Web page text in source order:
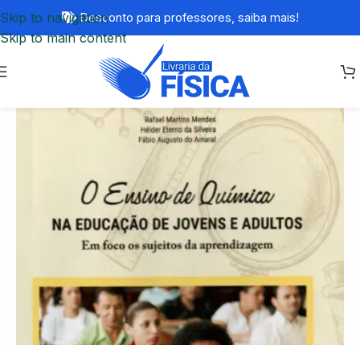
Skip to navigation
Skip to main content
Desconto para professores, saiba mais!